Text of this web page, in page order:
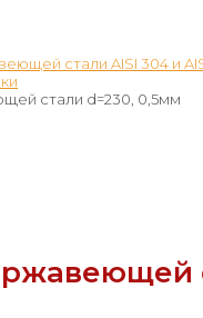
стали AISI 304 и
стали d=230, 0,5мм